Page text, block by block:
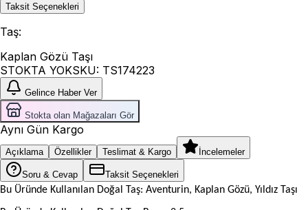
Taksit Seçenekleri
Taş:
Kaplan Gözü Taşı
STOKTA YOKSKU: TS174223
Gelince Haber Ver
Stokta olan Mağazaları Gör
Aynı Gün Kargo
Açıklama Özellikler Teslimat & Kargo İncelemeler
Soru & Cevap Taksit Seçenekleri
Bu Üründe Kullanılan Doğal Taş: Aventurin, Kaplan Gözü, Yıldız Taşı